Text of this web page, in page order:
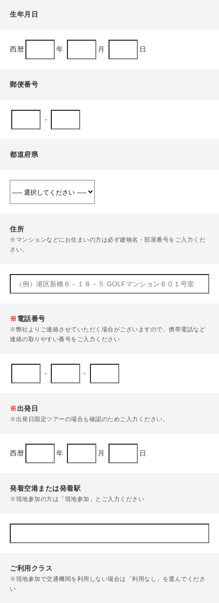
生年月日
西暦 年 月 日
郵便番号
-
都道府県
住所
※マンションなどにお住まいの方は必ず建物名・部屋番号をご入力くだ
さい。
※電話番号
※弊社よりご連絡させていただく場合がございますので、携帯電話など
連絡の取りやすい番号をご入力ください
- -
※出発日
※出発日固定ツアーの場合も確認のためご入力ください。
西暦 年 月 日
発着空港または発着駅
※現地参加の方は「現地参加」とご入力ください
ご利用クラス
※現地参加で交通機関を利用しない場合は「利用なし」を選んでくださ
い